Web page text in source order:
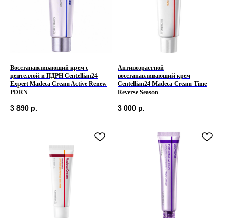
Восстанавливающий крем с
центеллой и ПДРН Centellian24
Expert Madeca Cream Active Renew
PDRN
3 890 р.
Антивозрастной
восстанавливающий крем
Centellian24 Madeca Сream Time
Reverse Season
3 000 р.